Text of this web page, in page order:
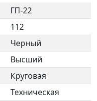
ГП-22
112
Черный
Высший
Круговая
Техническая